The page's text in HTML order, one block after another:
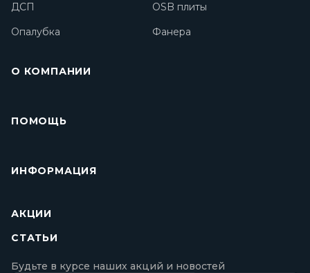
ДСП
OSB плиты
Опалубка
Фанера
О КОМПАНИИ
ПОМОЩЬ
ИНФОРМАЦИЯ
АКЦИИ
СТАТЬИ
Будьте в курсе наших акций и новостей